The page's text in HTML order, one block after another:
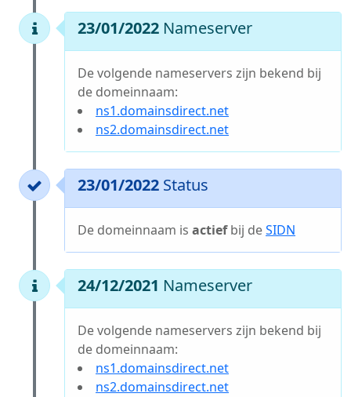
23/01/2022 Nameserver
De volgende nameservers zijn bekend bij
de domeinnaam:
ns1.domainsdirect.net
ns2.domainsdirect.net
23/01/2022 Status
De domeinnaam is actiefbij deSIDN
24/12/2021 Nameserver
De volgende nameservers zijn bekend bij
de domeinnaam:
ns1.domainsdirect.net
ns2.domainsdirect.net